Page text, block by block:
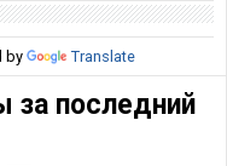
by Translate
за последний